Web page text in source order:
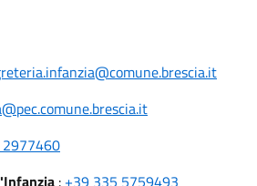
: +39 335 5759493